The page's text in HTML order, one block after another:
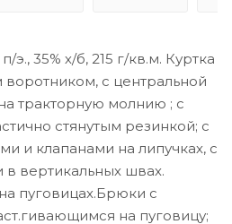
э., 35% х/б, 215 г/кв.м. Куртка
с центральной
тракторную молнию ; с
стянутым резинкой; с
и клапанами на липучках, с
вертикальных швах.
пуговицах.Брюки с
на пуговицу;